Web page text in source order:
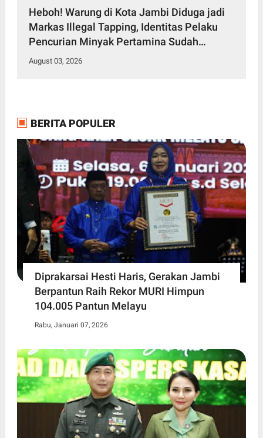
Heboh! Warung di Kota Jambi Diduga jadi
Markas Illegal Tapping, Identitas Pelaku
Pencurian Minyak Pertamina Sudah
Diketahui
August 03, 2026
BERITA POPULER
Diprakarsai Hesti Haris, Gerakan Jambi
Berpantun Raih Rekor MURI Himpun
104.005 Pantun Melayu
Rabu, Januari 07, 2026